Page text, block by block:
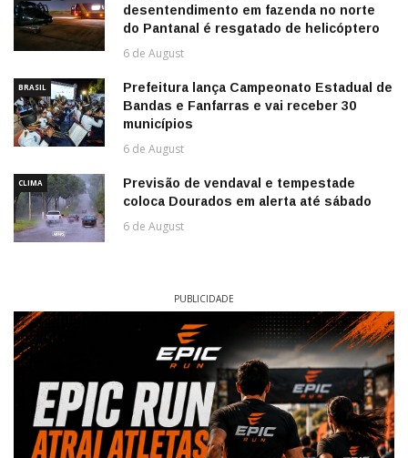
desentendimento em fazenda no norte
do Pantanal é resgatado de helicóptero
6 de August
BRASIL
Prefeitura lança Campeonato Estadual de
Bandas e Fanfarras e vai receber 30
municípios
6 de August
CLIMA
Previsão de vendaval e tempestade
coloca Dourados em alerta até sábado
6 de August
PUBLICIDADE